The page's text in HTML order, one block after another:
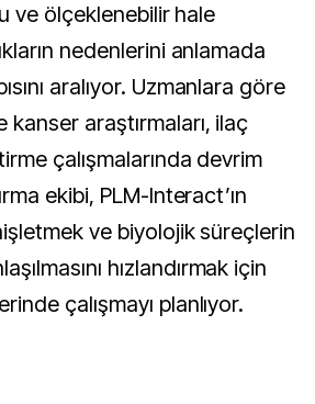
ve ölçeklenebilir hale
nedenlerini anlamada
aralıyor. Uzmanlara göre
araştırmaları, ilaç
çalışmalarında devrim
ekibi, PLM-Interact’ın
ve biyolojik süreçlerin
hızlandırmak için
çalışmayı planlıyor.